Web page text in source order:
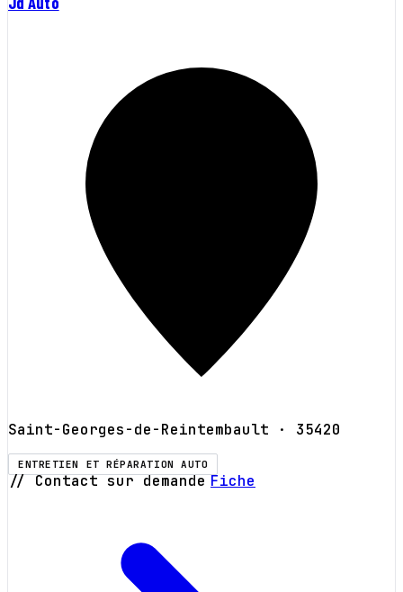
Saint-Georges-de-Reintembault · 35420
ENTRETIEN ET RÉPARATION AUTO
// Contact sur demande Fiche